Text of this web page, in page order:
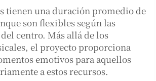
tienen una duración promedio de
son flexibles según las
centro. Más allá de los
el proyecto proporciona
emotivos para aquellos
a estos recursos.